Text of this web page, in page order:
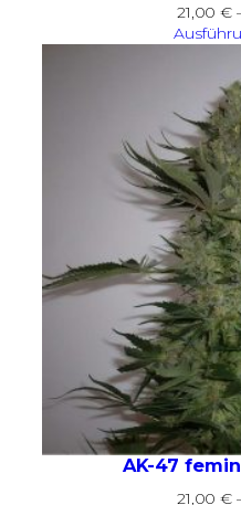
21,00€
AK-47
21,00€